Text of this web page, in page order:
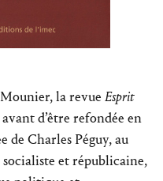
la revue Esprit
d’être refondée en
de Charles Péguy, au
et républicaine,